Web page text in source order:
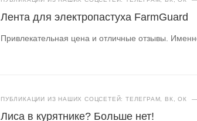
Лента для электропастуха FarmGuard
Привлекательная цена и отличные отзывы.
ПУБЛИКАЦИИ ИЗ НАШИХ СОЦСЕТЕЙ: ТЕЛЕГРАМ, ВК, ОК —
Лиса в курятнике? Больше нет!